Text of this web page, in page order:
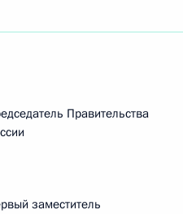
Правительства
заместитель